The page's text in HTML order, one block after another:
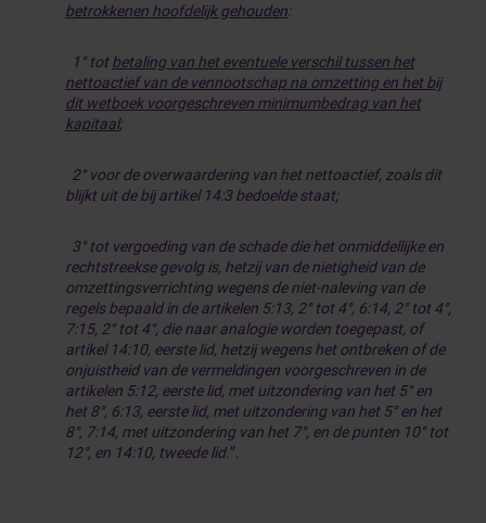
betrokkenen hoofdelijk gehouden
1° tot betaling van het eventuele verschil tussen het
nettoactief van de vennootschap na omzetting en het bij
dit wetboek voorgeschreven minimumbedrag van het
kapitaal;
2° voor de overwaardering van het nettoactief, zoals dit
blijkt uit de bij artikel 14:3 bedoelde staat;
3° tot vergoeding van de schade die het onmiddellijke en
rechtstreekse gevolg is, hetzij van de nietigheid van de
omzettingsverrichting wegens de niet-naleving van de
regels bepaald in de artikelen 5:13, 2° tot 4°, 6:14, 2° tot 4°,
7:15, 2° tot 4°, die naar analogie worden toegepast, of
artikel 14:10, eerste lid, hetzij wegens het ontbreken of de
onjuistheid van de vermeldingen voorgeschreven in de
artikelen 5:12, eerste lid, met uitzondering van het 5° en
het 8°, 6:13, eerste lid, met uitzondering van het 5° en het
8°, 7:14, met uitzondering van het 7°, en de punten 10° tot
12°, en 14:10, tweede lid. ”.